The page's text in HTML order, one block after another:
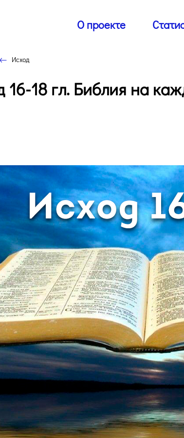
О проекте
Исход
16-18 гл. Библия на